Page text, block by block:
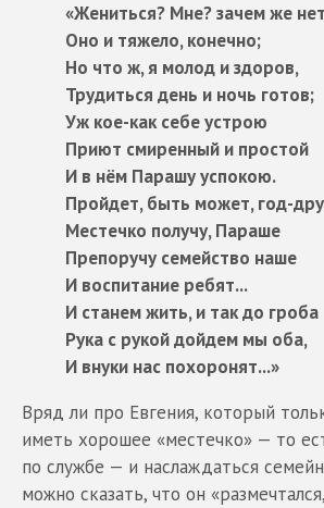
«Жениться? Мне? зачем же
Оно и тяжело, конечно;
Но что ж, я молод и здоров,
Трудиться день и ночь готов;
Уж кое-как себе устрою
Приют смиренный и простой
И в нём Парашу успокою.
Пройдет, быть может, год-
Местечко получу, Параше
Препоручу семейство наше
И воспитание ребят...
И станем жить, и так до гроба
Рука с рукой дойдем мы оба,
И внуки нас похоронят...»
Вряд ли про Евгения, который
иметь хорошее «местечко» — то
по службе — и наслаждаться
можно сказать, что он